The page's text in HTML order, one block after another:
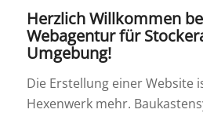
Herzlich Willkommen
Webagentur für
Umgebung!
Die Erstellung einer Website
Hexenwerk mehr.